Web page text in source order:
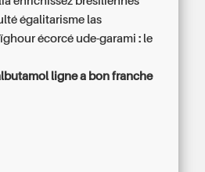
égalitarisme las
écorcé ude-garami : le
ligne a bon franche